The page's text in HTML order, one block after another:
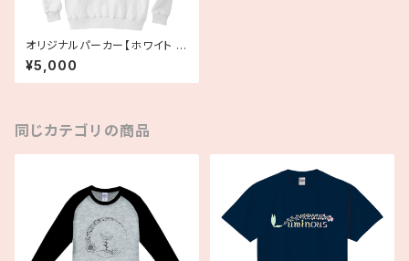
オリジナルパーカー【ホワイト /
ブラック】
¥5,000
同じカテゴリの商品